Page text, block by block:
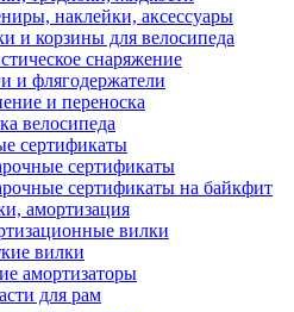
наклейки, аксессуары
и корзины для велосипеда
снаряжение
и флягодержатели
и переноска
велосипеда
сертификаты
сертификаты
сертификаты на байкфит
амортизация
вилки
вилки
амортизаторы
для рам